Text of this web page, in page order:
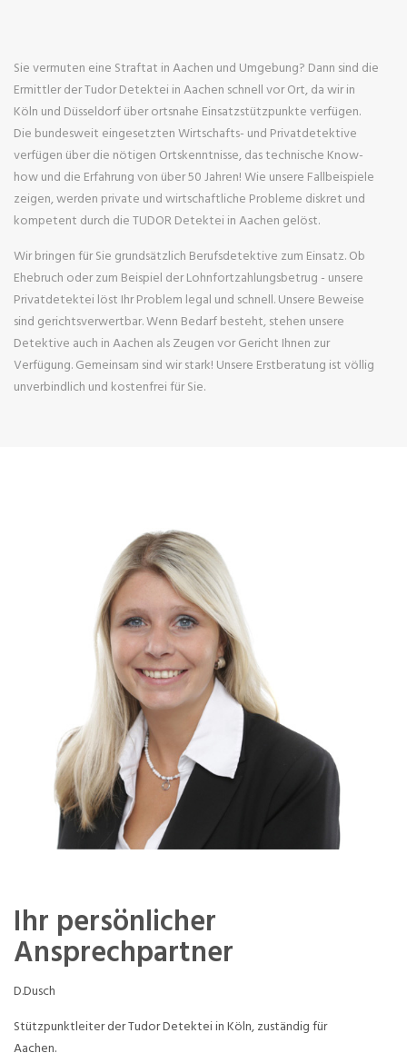
Sie vermuten eine Straftat in Aachen und Umgebung? Dann sind die
Ermittler der Tudor Detektei in Aachen schnell vor Ort, da wir in
Köln und Düsseldorf über ortsnahe Einsatzstützpunkte verfügen.
Die bundesweit eingesetzten Wirtschafts- und Privatdetektive
verfügen über die nötigen Ortskenntnisse, das technische Know-
how und die Erfahrung von über 50 Jahren! Wie unsere Fallbeispiele
zeigen, werden private und wirtschaftliche Probleme diskret und
kompetent durch die TUDOR Detektei in Aachen gelöst.
Wir bringen für Sie grundsätzlich Berufsdetektive zum Einsatz. Ob
Ehebruch oder zum Beispiel der Lohnfortzahlungsbetrug - unsere
Privatdetektei löst Ihr Problem legal und schnell. Unsere Beweise
sind gerichtsverwertbar. Wenn Bedarf besteht, stehen unsere
Detektive auch in Aachen als Zeugen vor Gericht Ihnen zur
Verfügung. Gemeinsam sind wir stark! Unsere Erstberatung ist völlig
unverbindlich und kostenfrei für Sie.
Ihr persönlicher
Ansprechpartner
D.Dusch
Stützpunktleiter der Tudor Detektei in Köln, zuständig für
Aachen.